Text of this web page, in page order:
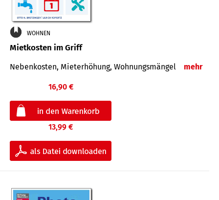
WOHNEN
Mietkosten im Griff
Nebenkosten, Mieterhöhung, Wohnungsmängel mehr
16,90 €
13,99 €